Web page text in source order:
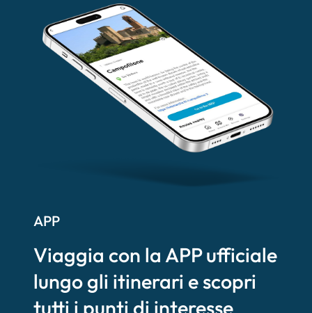
APP
Viaggia con la APP ufficiale
lungo gli itinerari e scopri
tutti i punti di interesse